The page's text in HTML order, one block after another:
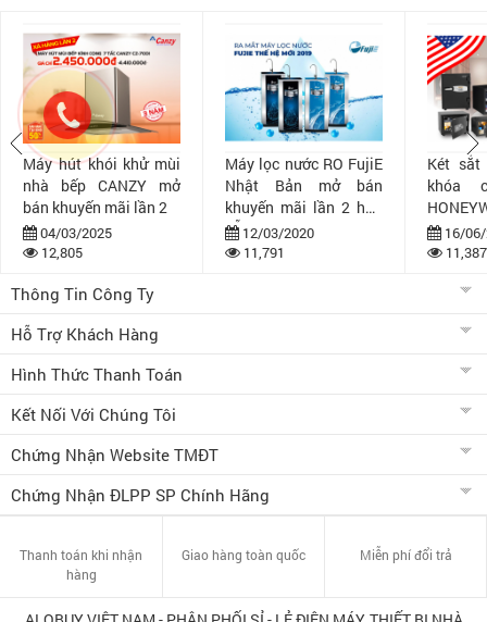
Máy hút khói khử mùi
nhà bếp CANZY mở
bán khuyến mãi lần 2
04/03/2025
12,805
Máy lọc nước RO FujiE
Nhật Bản mở bán
khuyến mãi lần 2 hấp
dẫn12/03/2020
11,791
Két sắt
khóa
bán16/
11,387
Thông Tin Công Ty
Hỗ Trợ Khách Hàng
Hình Thức Thanh Toán
Kết Nối Với Chúng Tôi
Chứng Nhận Website TMĐT
Chứng Nhận ĐLPP SP Chính Hãng
Thanh toán khi nhận
hàng
Giao hàng toàn quốc Miễn phí đổi trả